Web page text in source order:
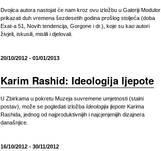
Dvojica autora nastojat će nam kroz ovu izložbu u Galeriji Modulor
prikazati duh vremena šezdesetih godina prošlog stoljeća (doba
Exat-a 51, Novih tendencija, Gorgone i dr.), koje su kao autori
živjeli, iskusili, mislili i djelovali.
20/10/2012 - 01/01/2013
Karim Rashid: Ideologija ljepote
U Zbirkama u pokretu Muzeja suvremene umjetnosti (stalni
postav), može se pogledati izložba Ideologija ljepote Karima
Rashida, jednog od najproduktivnijih i najcjenjenijih dizajnera
današnjice.
16/10/2012 - 30/11/2012